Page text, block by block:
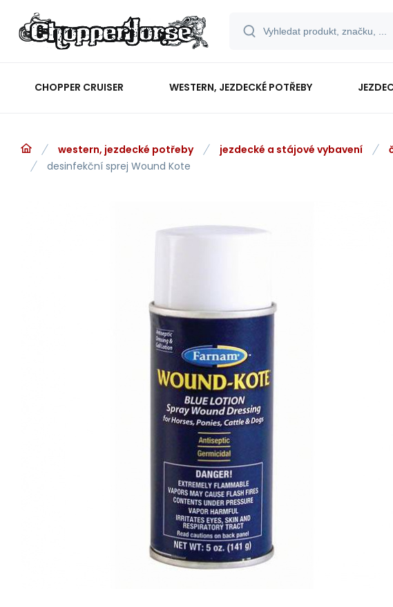
CHOPPER CRUISER WESTERN, JEZDECKÉ POTŘEBY
western, jezdecké potřeby jezdecké a stájové vybavení
desinfekční sprej Wound Kote